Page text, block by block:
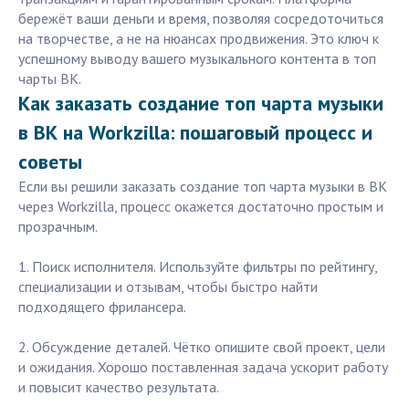
бережёт ваши деньги и время, позволяя сосредоточиться
на творчестве, а не на нюансах продвижения. Это ключ к
успешному выводу вашего музыкального контента в топ
чарты ВК.
Как заказать создание топ чарта музыки
в ВК на Workzilla: пошаговый процесс и
советы
Если вы решили заказать создание топ чарта музыки в ВК
через Workzilla, процесс окажется достаточно простым и
прозрачным.
1. Поиск исполнителя. Используйте фильтры по рейтингу,
специализации и отзывам, чтобы быстро найти
подходящего фрилансера.
2. Обсуждение деталей. Чётко опишите свой проект, цели
и ожидания. Хорошо поставленная задача ускорит работу
и повысит качество результата.